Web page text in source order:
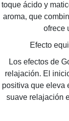
toque ácido y
aroma, que
ofrece
Efecto
Los efectos de
relajación. El
positiva que eleva
suave relajación